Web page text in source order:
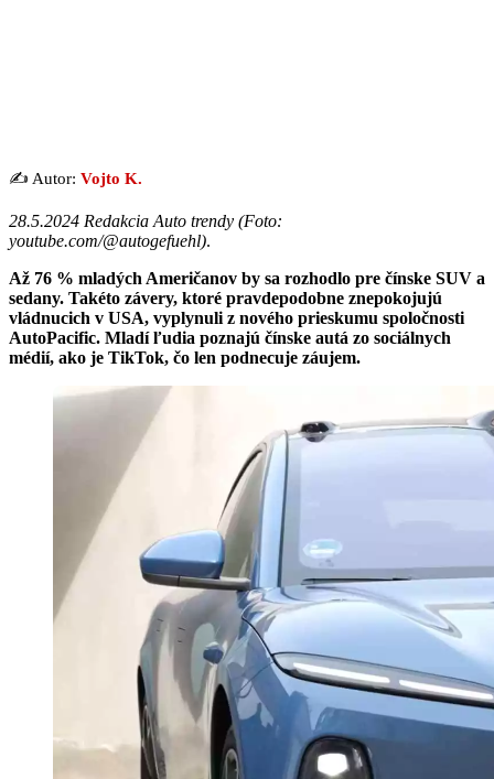
✍️ Autor: Vojto K.
28.5.2024 Redakcia Auto trendy (Foto:
youtube.com/@autogefuehl).
Až 76 % mladých Američanov by sa rozhodlo pre čínske SUV a
sedany. Takéto závery, ktoré pravdepodobne znepokojujú
vládnucich v USA, vyplynuli z nového prieskumu spoločnosti
AutoPacific. Mladí ľudia poznajú čínske autá zo sociálnych
médií, ako je TikTok, čo len podnecuje záujem.